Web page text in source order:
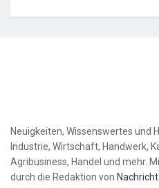
Neuigkeiten, Wissenswertes und
Industrie, Wirtschaft, Handwerk,
Agribusiness, Handel und mehr.
durch die Redaktion von